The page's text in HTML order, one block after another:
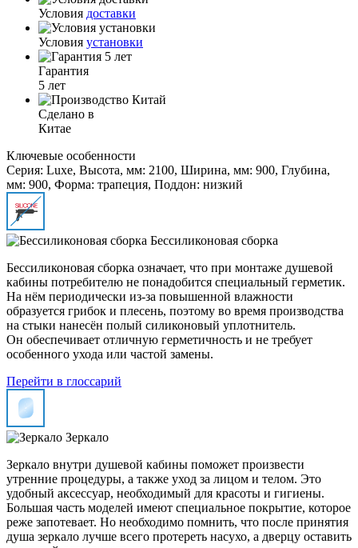
Условия доставки
Условия установки
Гарантия
5 лет
Сделано в
Китае
Ключевые особенности
Серия: Luxe, Высота, мм: 2100, Ширина, мм: 900, Глубина,
мм: 900, Форма: трапеция, Поддон: низкий
Бессиликоновая сборка
Бессиликоновая сборка означает, что при монтаже душевой
кабины потребителю не понадобится специальный герметик.
На нём периодически из-за повышенной влажности
образуется грибок и плесень, поэтому во время производства
на стыки нанесён полый силиконовый уплотнитель.
Он обеспечивает отличную герметичность и не требует
особенного ухода или частой замены.
Перейти в глоссарий
Зеркало
Зеркало внутри душевой кабины поможет произвести
утренние процедуры, а также уход за лицом и телом. Это
удобный аксессуар, необходимый для красоты и гигиены.
Большая часть моделей имеют специальное покрытие, которое
реже запотевает. Но необходимо помнить, что после принятия
душа зеркало лучше всего протереть насухо, а дверцу оставить